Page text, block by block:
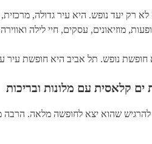
רק יעד נופש. היא עיר גדולה,
מוזיאונים, עסקים, חיי לילה ואווירה
חופשת נופש. תל אביב היא חופשת עיר
קלאסית עם מלונות ובריכות
שהוא יצא לחופשה מלאה. הרבה